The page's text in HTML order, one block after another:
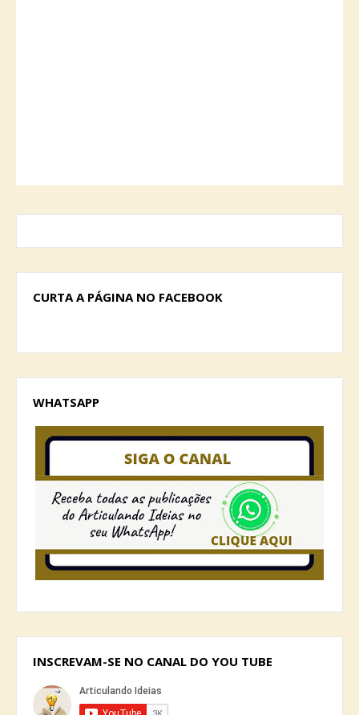
CURTA A PÁGINA NO FACEBOOK
WHATSAPP
INSCREVAM-SE NO CANAL DO YOU TUBE